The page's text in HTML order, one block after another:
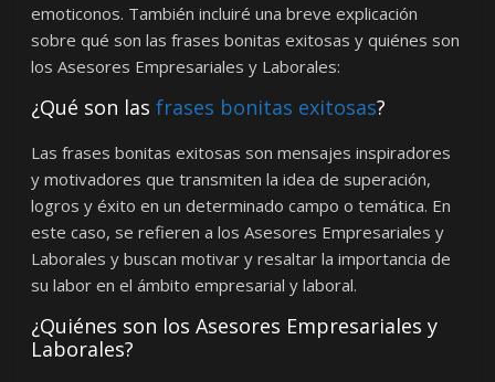
emoticonos. También incluiré una breve explicación
sobre qué son las frases bonitas exitosas y quiénes son
los Asesores Empresariales y Laborales:
¿Qué son lasfrases bonitas exitosas?
Las frases bonitas exitosas son mensajes inspiradores
y motivadores que transmiten la idea de superación,
logros y éxito en un determinado campo o temática. En
este caso, se refieren a los Asesores Empresariales y
Laborales y buscan motivar y resaltar la importancia de
su labor en el ámbito empresarial y laboral.
¿Quiénes son los Asesores Empresariales y
Laborales?